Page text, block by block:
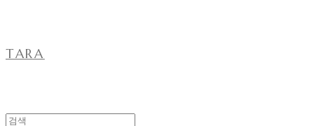
TARA